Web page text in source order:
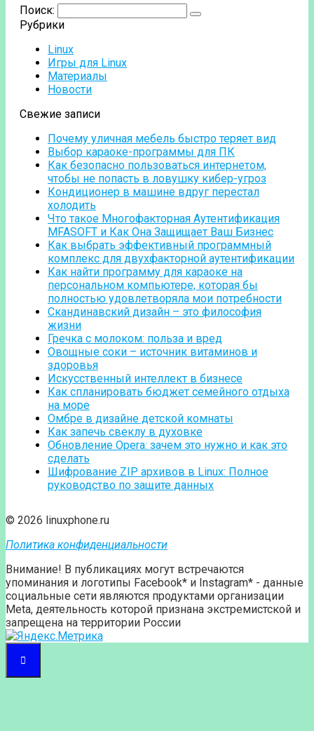
Поиск:
Рубрики
Linux
Игры для Linux
Материалы
Новости
Свежие записи
Почему уличная мебель быстро теряет вид
Выбор караоке-программы для ПК
Как безопасно пользоваться интернетом,
чтобы не попасть в ловушку кибер-угроз
Кондиционер в машине вдруг перестал
холодить
Что такое Многофакторная Аутентификация
MFASOFT и Как Она Защищает Ваш Бизнес
Как выбрать эффективный программный
комплекс для двухфакторной аутентификации
Как найти программу для караоке на
персональном компьютере, которая бы
полностью удовлетворяла мои потребности
Скандинавский дизайн – это философия
жизни
Гречка с молоком: польза и вред
Овощные соки – источник витаминов и
здоровья
Искусственный интеллект в бизнесе
Как спланировать бюджет семейного отдыха
на море
Омбре в дизайне детской комнаты
Как запечь свеклу в духовке
Обновление Opera: зачем это нужно и как это
сделать
Шифрование ZIP архивов в Linux: Полное
руководство по защите данных
© 2026 linuxphone.ru
Политика конфиденциальности
Внимание! В публикациях могут встречаются
упоминания и логотипы Facebook* и Instagram* - данные
социальные сети являются продуктами организации
Meta, деятельность которой признана экстремистской и
запрещена на территории России